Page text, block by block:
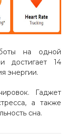
25
раз в 2
на одной
достигает 14
энергии.
Гаджет
а также
сна.